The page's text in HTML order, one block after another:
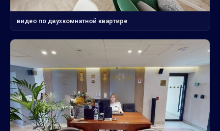
видео по двухкомнатной квартире